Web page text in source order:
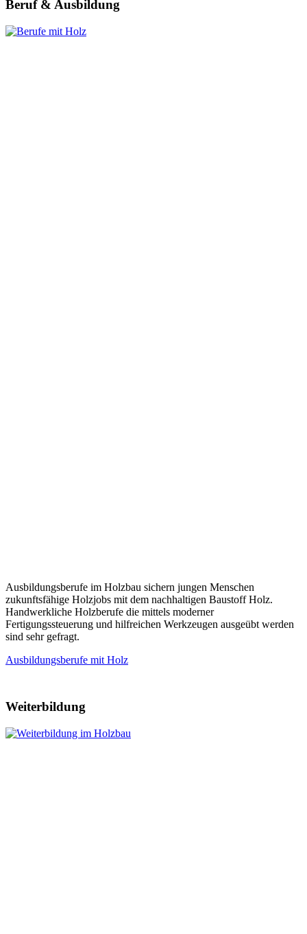
Beruf & Ausbildung
Ausbildungsberufe im Holzbau sichern jungen Menschen
zukunftsfähige Holzjobs mit dem nachhaltigen Baustoff Holz.
Handwerkliche Holzberufe die mittels moderner
Fertigungssteuerung und hilfreichen Werkzeugen ausgeübt werden
sind sehr gefragt.
Ausbildungsberufe mit Holz
Weiterbildung